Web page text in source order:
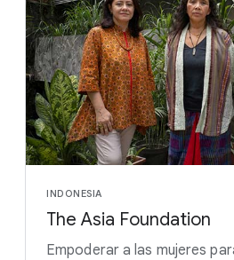
INDONESIA
The Asia Foundation
Empoderar a las mujeres